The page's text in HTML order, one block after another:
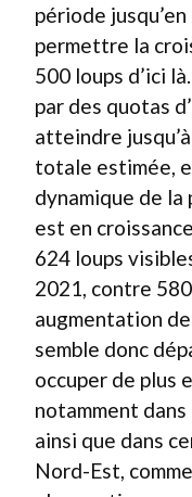
période
permettre la
500 loups d’ici
par des quotas
atteindre
totale estimée,
dynamique de la
est en
624 loups
2021, contre
augmentation
semble donc
occuper de plus
notamment
ainsi que dans
Nord-Est,